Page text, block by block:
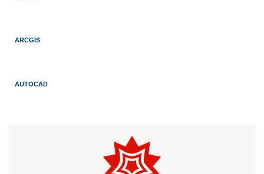
ARCGIS
AUTOCAD